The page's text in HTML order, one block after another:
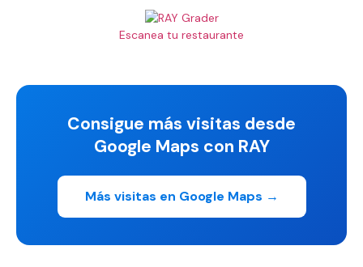
Escanea tu restaurante
Consigue más visitas desde
Google Maps con RAY
Más visitas en Google Maps →